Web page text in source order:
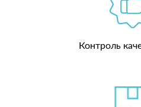
Контроль